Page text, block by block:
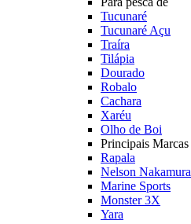
Tucunaré
Tucunaré Açu
Traíra
Tilápia
Dourado
Robalo
Cachara
Xaréu
Olho de Boi
Principais Marcas
Rapala
Nelson Nakamura
Marine Sports
Monster 3X
Yara